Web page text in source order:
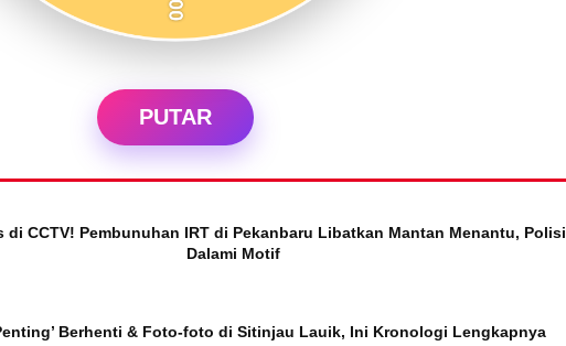
PUTAR
di CCTV! Pembunuhan IRT di Pekanbaru Libatkan Mantan Menantu, Polisi
Dalami Motif
Berhenti & Foto-foto di Sitinjau Lauik, Ini Kronologi Lengkapnya